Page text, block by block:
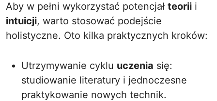
Aby w pełni wykorzystać potencjał teorii i
intuicji, warto stosować podejście
holistyczne. Oto kilka praktycznych kroków:
Utrzymywanie cyklu uczenia się:
studiowanie literatury i jednoczesne
praktykowanie nowych technik.